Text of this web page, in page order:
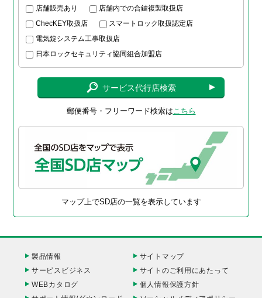
店舗販売あり
店舗内での合鍵複製取扱店
ChecKEY取扱店
スマートロック取扱認定店
電気錠システム工事取扱店
日本ロックセキュリティ協同組合加盟店
サービス代行店検索
郵便番号・フリーワード検索はこちら
マップ上でSD店の一覧を表示しています
製品情報
サービスビジネス
WEBカタログ
サイトマップ
サイトのご利用にあたって
個人情報保護方針